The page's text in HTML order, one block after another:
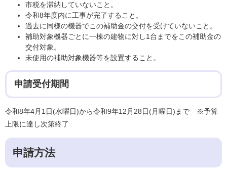
市税を滞納していないこと。
令和8年度内に工事が完了すること。
過去に同様の機器でこの補助金の交付を受けていないこと。
補助対象機器ごとに一棟の建物に対し1台までをこの補助金の
交付対象。
未使用の補助対象機器等を設置すること。
申請受付期間
令和8年4月1日(水曜日)から令和9年12月28日(月曜日)まで ※予算
上限に達し次第終了
申請方法